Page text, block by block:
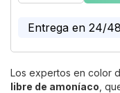
the
galleryEntrega en 24/
Los expertos en color
libre de amoníaco ,